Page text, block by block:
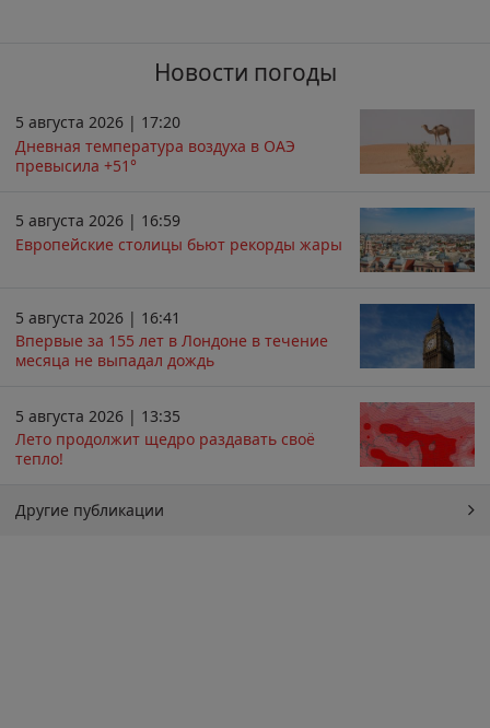
Новости погоды
5 августа 2026 | 17:20
Дневная температура воздуха в ОАЭ
превысила +51°
5 августа 2026 | 16:59
Европейские столицы бьют рекорды жары
5 августа 2026 | 16:41
Впервые за 155 лет в Лондоне в течение
месяца не выпадал дождь
5 августа 2026 | 13:35
Лето продолжит щедро раздавать своё
тепло!
Другие публикации